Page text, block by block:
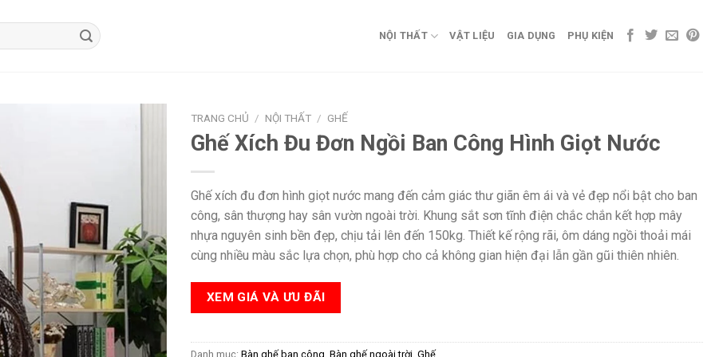
NỘI THẤT VẬT LIỆU GIA DỤNG PHỤ KIỆN
TRANG CHỦ / NỘI THẤT / GHẾ
Ghế Xích Đu Đơn Ngồi Ban Công Hình Giọt Nước
Ghế xích đu đơn hình giọt nước mang đến cảm giác thư giãn êm ái và vẻ đẹp nổi bật cho ban
công, sân thượng hay sân vườn ngoài trời. Khung sắt sơn tĩnh điện chắc chắn kết hợp mây
nhựa nguyên sinh bền đẹp, chịu tải lên đến 150kg. Thiết kế rộng rãi, ôm dáng ngồi thoải mái
cùng nhiều màu sắc lựa chọn, phù hợp cho cả không gian hiện đại lẫn gần gũi thiên nhiên.
XEM GIÁ VÀ ƯU ĐÃI
Danh mục: Bàn ghế ban công Bàn ghế ngoài trời Ghế